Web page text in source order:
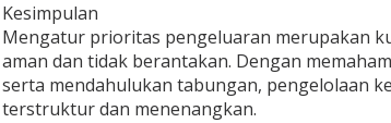
Kesimpulan
Mengatur prioritas pengeluaran merupakan
aman dan tidak berantakan. Dengan
serta mendahulukan tabungan, pengelolaan
terstruktur dan menenangkan.